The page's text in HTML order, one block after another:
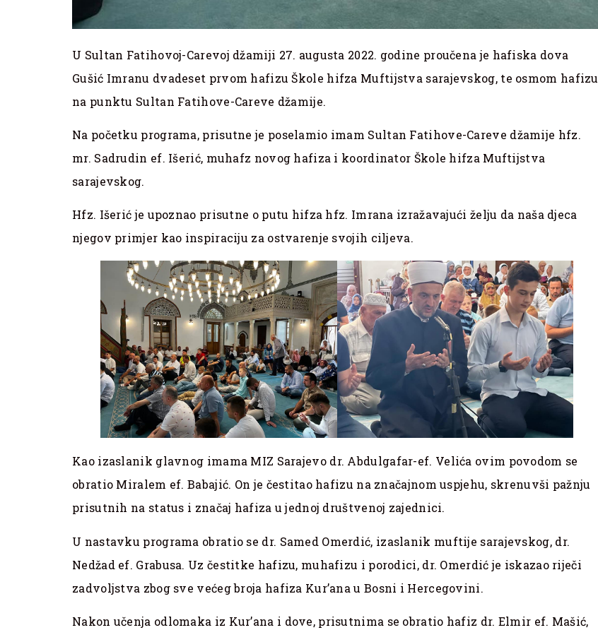
U Sultan Fatihovoj-Carevoj džamiji 27. augusta 2022. godine proučena je hafiska dova
Gušić Imranu dvadeset prvom hafizu Škole hifza Muftijstva sarajevskog, te osmom hafizu
na punktu Sultan Fatihove-Careve džamije.
Na početku programa, prisutne je poselamio imam Sultan Fatihove-Careve džamije hfz.
mr. Sadrudin ef. Išerić, muhafz novog hafiza i koordinator Škole hifza Muftijstva
sarajevskog.
Hfz. Išerić je upoznao prisutne o putu hifza hfz. Imrana izražavajući želju da naša djeca
njegov primjer kao inspiraciju za ostvarenje svojih ciljeva.
Kao izaslanik glavnog imama MIZ Sarajevo dr. Abdulgafar-ef. Velića ovim povodom se
obratio Miralem ef. Babajić. On je čestitao hafizu na značajnom uspjehu, skrenuvši pažnju
prisutnih na status i značaj hafiza u jednoj društvenoj zajednici.
U nastavku programa obratio se dr. Samed Omerdić, izaslanik muftije sarajevskog, dr.
Nedžad ef. Grabusa. Uz čestitke hafizu, muhafizu i porodici, dr. Omerdić je iskazao riječi
zadvoljstva zbog sve većeg broja hafiza Kur’ana u Bosni i Hercegovini.
Nakon učenja odlomaka iz Kur’ana i dove, prisutnima se obratio hafiz dr. Elmir ef. Mašić,